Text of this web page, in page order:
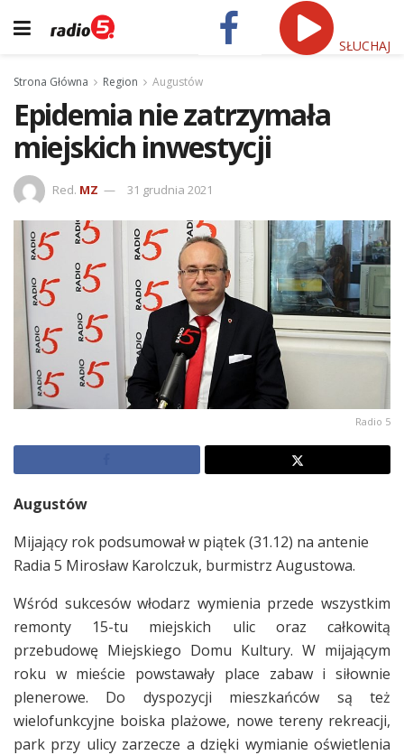
SŁUCHAJ
Strona Główna Region Augustów
Epidemia nie zatrzymała
miejskich inwestycji
Red. MZ 31 grudnia 2021
Radio 5
Augustów
Mijający rok podsumował w piątek (31.12) na antenie
Radia 5 Mirosław Karolczuk, burmistrz Augustowa.
Wśród sukcesów włodarz wymienia przede wszystkim
remonty 15-tu miejskich ulic oraz całkowitą
przebudowę Miejskiego Domu Kultury. W mijającym
roku w mieście powstawały place zabaw i siłownie
plenerowe. Do dyspozycji mieszkańców są też
wielofunkcyjne boiska plażowe, nowe tereny rekreacji,
park przy ulicy zarzecze a dzięki wymianie oświetlenia